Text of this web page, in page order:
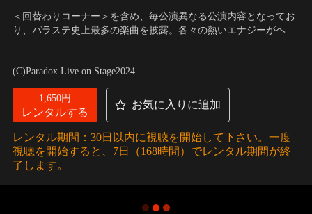
＜回替わりコーナー＞を含め、毎公演異なる公演内容となってお
り、パラステ史上最多の楽曲を披露。各々の熱いエナジーがヘッ
(C)Paradox Live on Stage2024
1,650円
レンタルする
お気に入りに追加
レンタル期間：30日以内に視聴を開始して下さい。一度
視聴を開始すると、7日（168時間）でレンタル期間が終
了します。